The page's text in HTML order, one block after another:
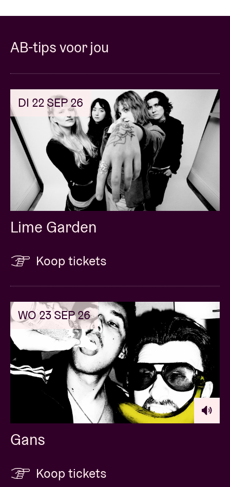
AB-tips voor jou
DI 22 SEP 26
Lime Garden
Koop tickets
WO 23 SEP 26
Gans
Koop tickets